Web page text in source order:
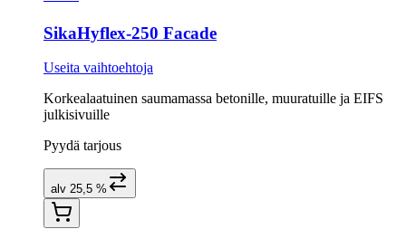
SikaHyflex-250 Facade
Useita vaihtoehtoja
Korkealaatuinen saumamassa betonille, muuratuille ja EIFS
julkisivuille
Pyydä tarjous
alv 25,5 %